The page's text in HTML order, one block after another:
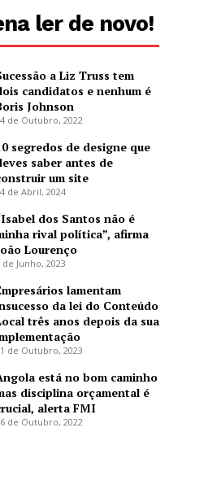
ler de novo!
a Liz Truss tem
candidatos e nenhum é
Johnson
de Outubro, 2022
segredos de designe que
saber antes de
um site
de Abril, 2024
dos Santos não é
rival política”, afirma
Lourenço
de Junho, 2023
lamentam
da lei do Conteúdo
três anos depois da sua
de Outubro, 2023
está no bom caminho
disciplina orçamental é
alerta FMI
de Outubro, 2022